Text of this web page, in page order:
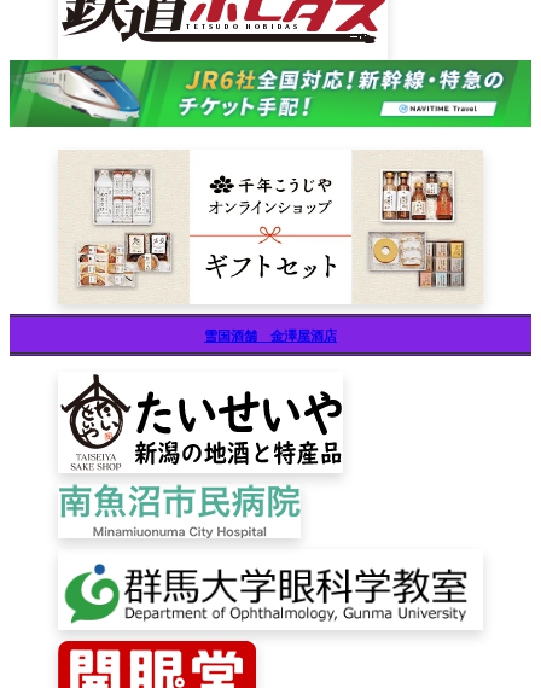
雪国酒舗 金澤屋酒店